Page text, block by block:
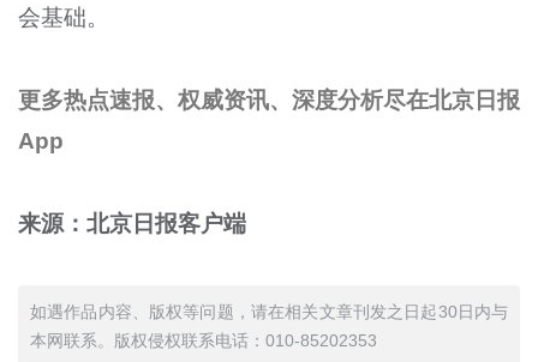
会基础。
更多热点速报、权威资讯、深度分析尽在北京日报
App
来源：北京日报客户端
如遇作品内容、版权等问题，请在相关文章刊发之日起30日内与
本网联系。版权侵权联系电话：010-85202353